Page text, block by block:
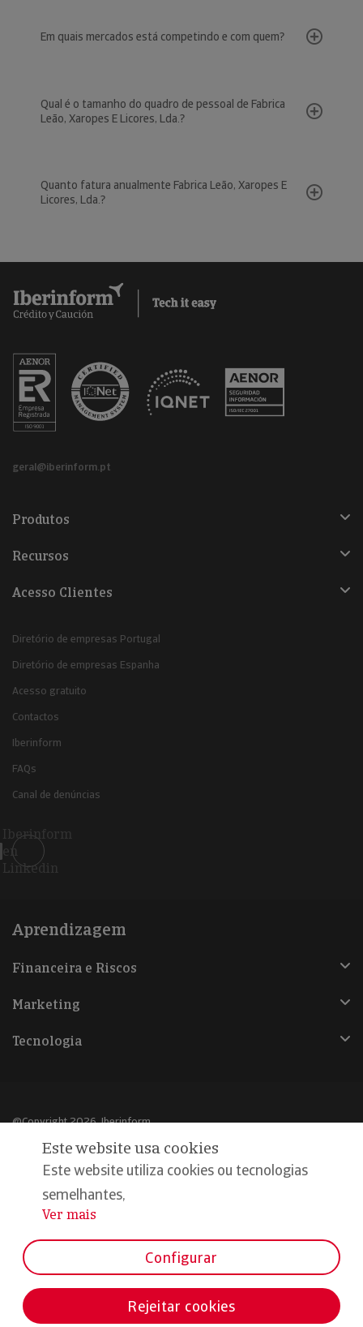
Em quais mercados está competindo e com quem?
Qual é o tamanho do quadro de pessoal de Fabrica
Leão, Xaropes E Licores, Lda.?
Quanto fatura anualmente Fabrica Leão, Xaropes E
Licores, Lda.?
geral@iberinform.pt
Produtos
Recursos
Acesso Clientes
Diretório de empresas Portugal
Diretório de empresas Espanha
Acesso gratuito
Contactos
Iberinform
FAQs
Canal de denúncias
Iberinform
en
Linkedin
Aprendizagem
Financeira e Riscos
Marketing
Tecnologia
@Copyright 2026, Iberinform
Política de cookies
Declaração de privacidade
Compromisso qualidade e segurança
Este website usa cookies
Este website utiliza cookies ou tecnologias
semelhantes,
...
Ver mais
Configurar
Rejeitar cookies